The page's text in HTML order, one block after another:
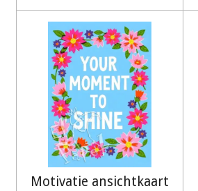
Motivatie ansichtkaart